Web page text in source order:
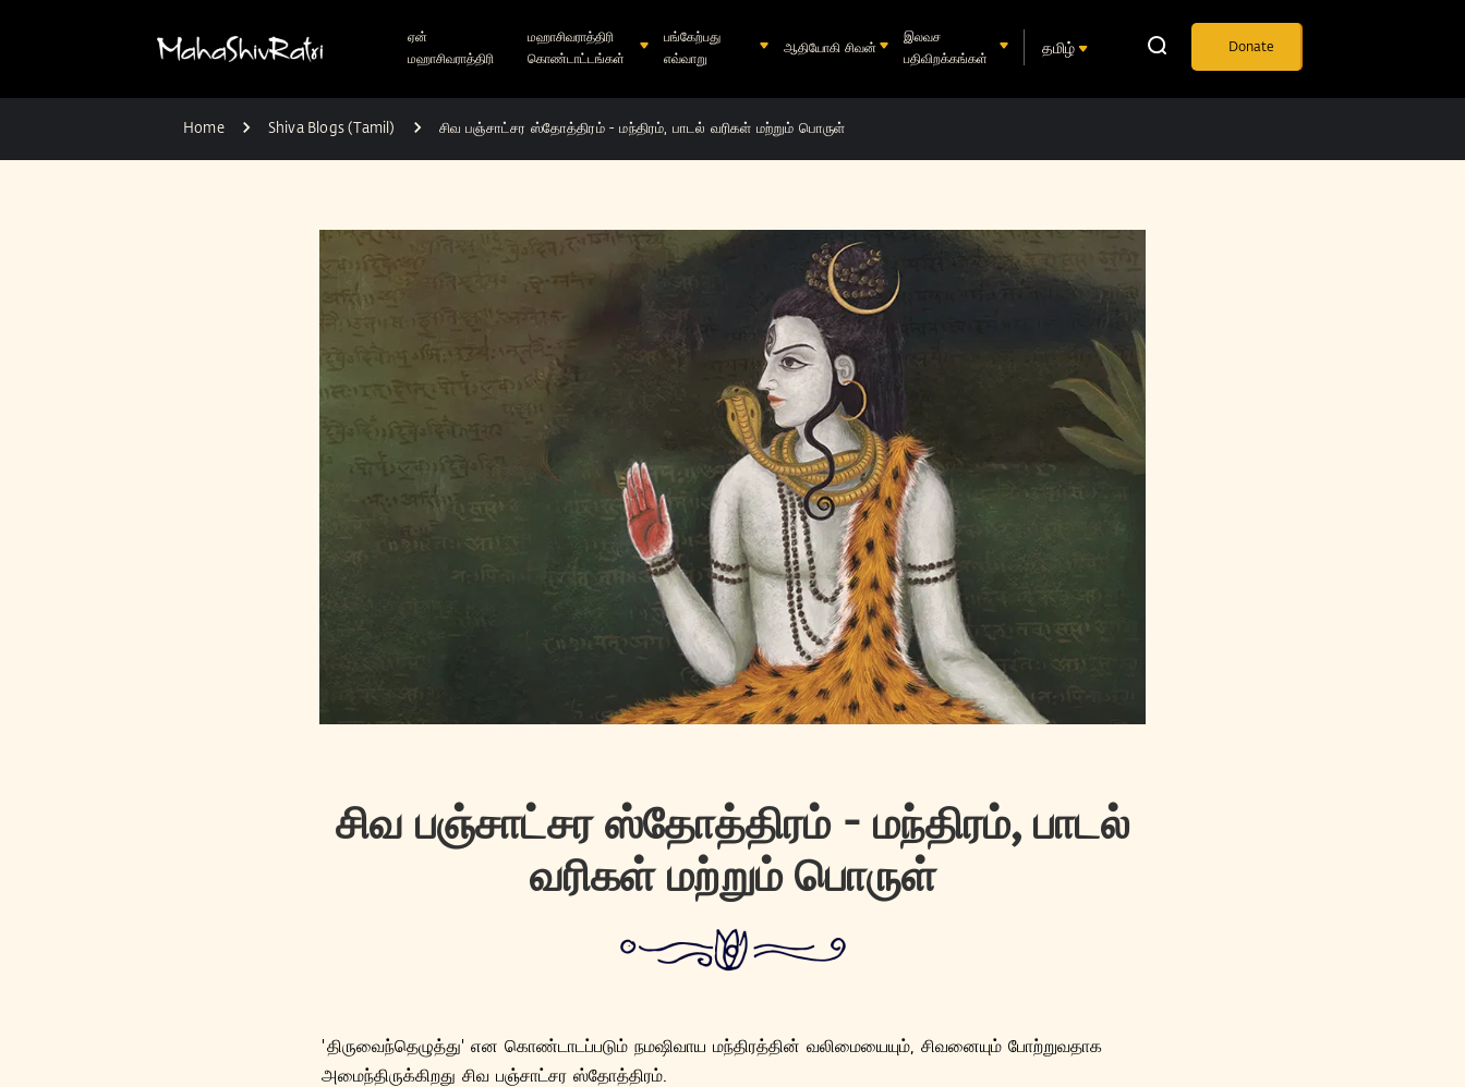
ஏன்
மஹாசிவராத்திரி
மஹாசிவராத்திரி
கொண்டாட்டங்கள்
பங்கேற்பது
எவ்வாறு
ஆதியோகி சிவன்
இலவச
பதிவிறக்கங்கள்
தமிழ் Donate
Home Shiva Blogs (Tamil) சிவ பஞ்சாட்சர ஸ்தோத்திரம் - மந்திரம், பாடல் வரிகள் மற்றும் பொருள்
சிவ பஞ்சாட்சர ஸ்தோத்திரம் - மந்திரம், பாடல்
வரிகள் மற்றும் பொருள்
'திருவைந்தெழுத்து' என கொண்டாடப்படும் நமஷிவாய மந்திரத்தின் வலிமையையும், சிவனையும் போற்றுவதாக
அமைந்திருக்கிறது சிவ பஞ்சாட்சர ஸ்தோத்திரம்.